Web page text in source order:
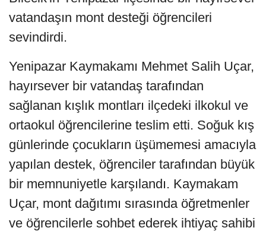
vatandaşın mont desteği öğrencileri
sevindirdi.
Yenipazar Kaymakamı Mehmet Salih Uçar,
hayırsever bir vatandaş tarafından
sağlanan kışlık montları ilçedeki ilkokul ve
ortaokul öğrencilerine teslim etti. Soğuk kış
günlerinde çocukların üşümemesi amacıyla
yapılan destek, öğrenciler tarafından büyük
bir memnuniyetle karşılandı. Kaymakam
Uçar, mont dağıtımı sırasında öğretmenler
ve öğrencilerle sohbet ederek ihtiyaç sahibi